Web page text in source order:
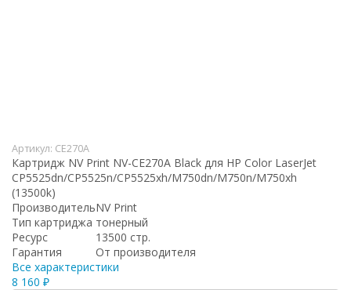
Артикул: CE270A
Картридж NV Print NV-CE270A Black для HP Color LaserJet
CP5525dn/CP5525n/CP5525xh/M750dn/M750n/M750xh
(13500k)
ПроизводительNV Print
Тип картриджа тонерный
Ресурс
13500 стр.
Гарантия
От производителя
Все характеристики
8 160 ₽